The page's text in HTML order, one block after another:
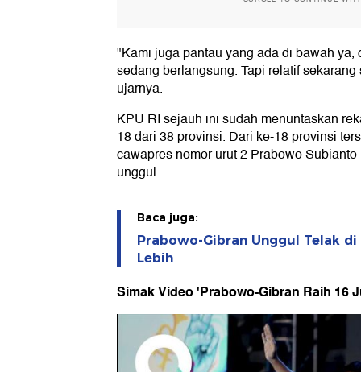
"Kami juga pantau yang ada di bawah ya,
sedang berlangsung. Tapi relatif
ujarnya.
KPU RI sejauh ini sudah menuntaskan
18 dari 38 provinsi. Dari ke-18 provinsi
cawapres nomor urut 2 Prabowo
unggul.
Baca juga:
Prabowo-Gibran Unggul Telak
Lebih
Simak Video 'Prabowo-Gibran Raih 16